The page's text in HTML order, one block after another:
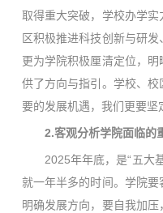
取得重大突破，学校办学
区积极推进科技创新与研发
更为学院积极厘清定位，
供了方向与指引。学校、
要的发展机遇，我们更要坚
2.客观分析学院面临的
2025年年底，是“五大
就一年半多的时间。学院要
明确发展方向，要自我加压